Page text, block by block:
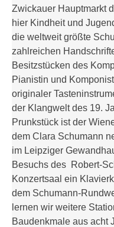
Zwickauer Hauptmarkt
hier Kindheit und
die weltweit größte
zahlreichen
Besitzstücken des
Pianistin und
originaler
der Klangwelt des 19.
Prunkstück ist der
dem Clara Schumann
im Leipziger
Besuchs des Robert-
Konzertsaal ein
dem Schumann-
lernen wir weitere
Baudenkmale aus acht